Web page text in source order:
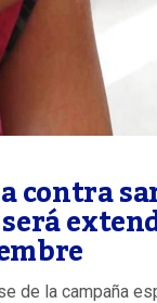
contra
de la campaña